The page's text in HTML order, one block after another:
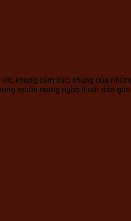
khung cảm xúc, khung của
muốn mang nghệ thuật đến